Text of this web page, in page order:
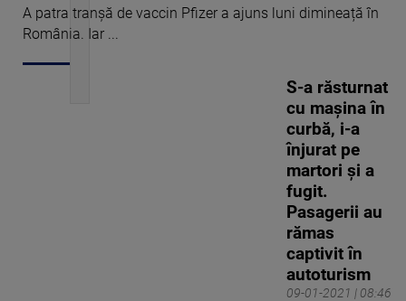
A patra tranșă de vaccin Pfizer a ajuns luni dimineață în
România. Iar ...
09-01-2021 | 08:46
S-a răsturnat
cu mașina în
curbă, i-a
înjurat pe
martori și a
fugit.
Pasagerii au
rămas
captivit în
autoturism